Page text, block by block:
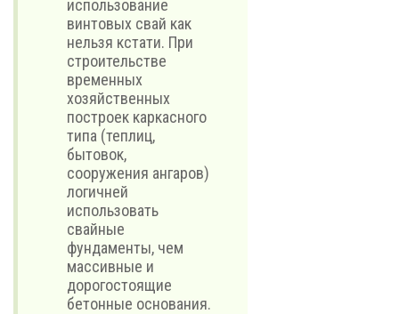
использование
винтовых свай как
нельзя кстати. При
строительстве
временных
хозяйственных
построек каркасного
типа (теплиц,
бытовок,
сооружения ангаров)
логичней
использовать
свайные
фундаменты, чем
массивные и
дорогостоящие
бетонные основания.